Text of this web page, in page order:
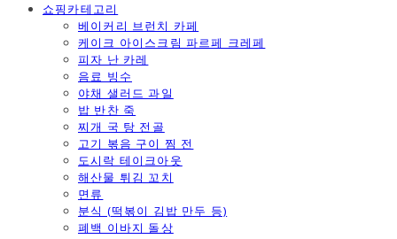
쇼핑카테고리
베이커리 브런치 카페
케이크 아이스크림 파르페 크레페
피자 난 카레
음료 빙수
야채 샐러드 과일
밥 반찬 죽
찌개 국 탕 전골
고기 볶음 구이 찜 전
도시락 테이크아웃
해산물 튀김 꼬치
면류
분식 (떡볶이 김밥 만두 등)
폐백 이바지 돌상